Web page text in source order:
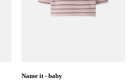
name it - baby